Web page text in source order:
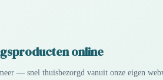
online
— snel thuisbezorgd vanuit onze eigen